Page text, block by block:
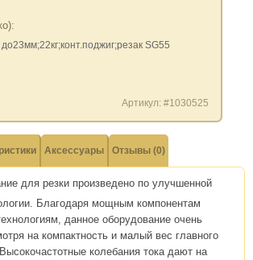
SG55
Артикул: #1030525
Аксессуары Отзывы (0)
для резки произведено по улучшенной
Благодаря мощным компонентам
данное оборудование очень
на компактность и малый вес главного
колебания тока дают на